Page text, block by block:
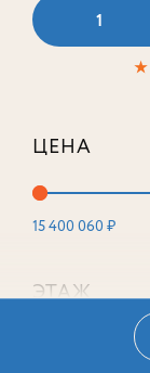
1
★
ЦЕНА
15 400 060 ₽
ЭТАЖ